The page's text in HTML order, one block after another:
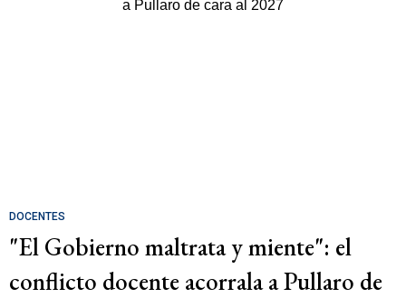
DOCENTES
"El Gobierno maltrata y miente": el
conflicto docente acorrala a Pullaro de